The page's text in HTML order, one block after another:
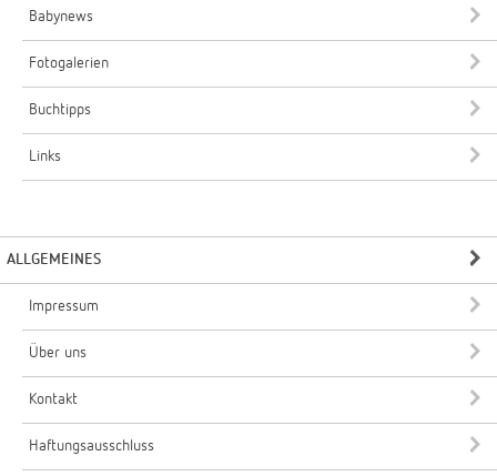
Babynews
Fotogalerien
Buchtipps
Links
ALLGEMEINES
Impressum
Über uns
Kontakt
Haftungsausschluss